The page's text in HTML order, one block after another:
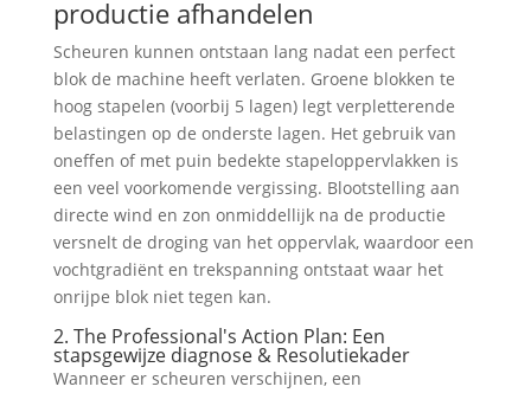
productie afhandelen
Scheuren kunnen ontstaan ​​lang nadat een perfect
blok de machine heeft verlaten. Groene blokken te
hoog stapelen (voorbij 5 lagen) legt verpletterende
belastingen op de onderste lagen. Het gebruik van
oneffen of met puin bedekte stapeloppervlakken is
een veel voorkomende vergissing. Blootstelling aan
directe wind en zon onmiddellijk na de productie
versnelt de droging van het oppervlak, waardoor een
vochtgradiënt en trekspanning ontstaat waar het
onrijpe blok niet tegen kan.
2. The Professional's Action Plan: Een
stapsgewijze diagnose & Resolutiekader
Wanneer er scheuren verschijnen, een